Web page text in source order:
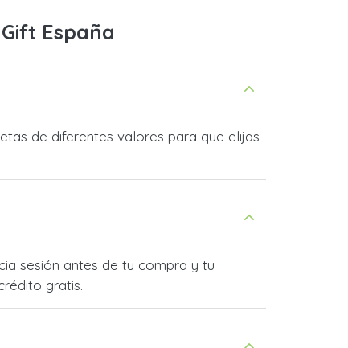
España
de diferentes valores para que elijas
sesión antes de tu compra y tu
gratis.